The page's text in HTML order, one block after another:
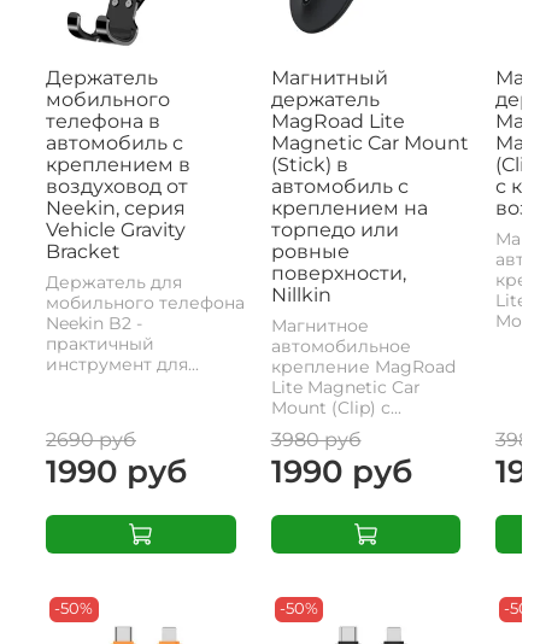
Держатель
мобильного
телефона в
автомобиль с
креплением в
воздуховод от
Neekin, серия
Vehicle Gravity
Bracket
Держатель для
мобильного телефона
Neekin B2 -
практичный
инструмент для...
2690 руб
1990 руб
Магнитный
держатель
MagRoad Lite
Magnetic Car Mount
(Stick) в
автомобиль с
креплением на
торпедо или
ровные
поверхности,
Nillkin
Магнитное
автомобильное
крепление MagRoad
Lite Magnetic Car
Mount (Clip) с...
3980 руб
1990 руб
с
Lite
-50% -50% -